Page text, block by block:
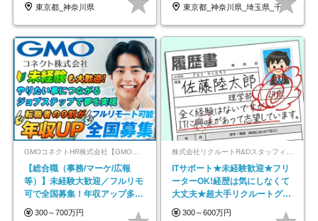
東京都_神奈川県
東京都_神奈川県_埼玉県_千葉県_大阪府…
GMOコネクトHR株式会社【GMOインターネットグループ】
【総合職（事務/マーケ/広報
等）】未経験大歓迎／フルリモ
可で全国募集！年収アップ多数
★年休最大130日★
300～700万円
ITサポート★未経験歓迎★フリ
ーターOK!経歴は気にしなくて
大丈夫★超大手リクルートグル
ープの正社員/sg
300～600万円